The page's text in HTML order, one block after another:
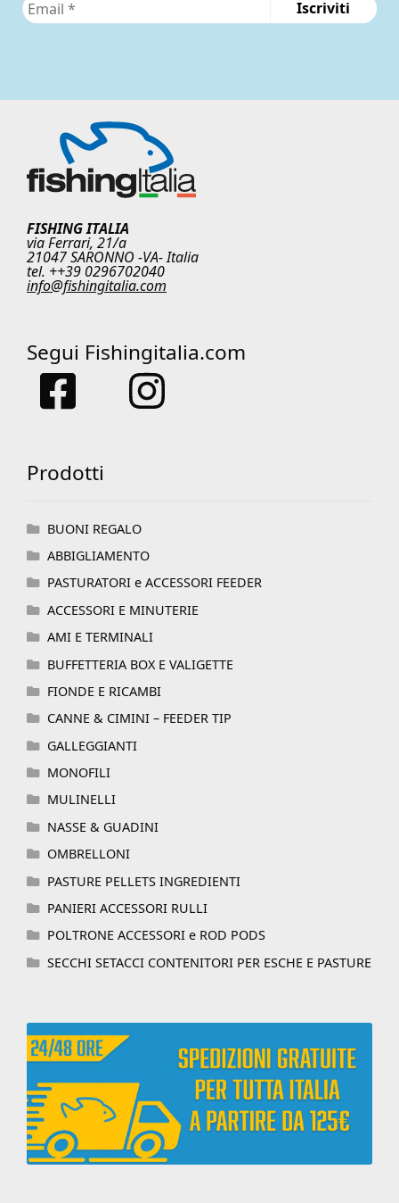
FISHING ITALIA
via Ferrari, 21/a
21047 SARONNO -VA- Italia
tel. ++39 0296702040
info@fishingitalia.com
Segui Fishingitalia.com
Prodotti
BUONI REGALO
ABBIGLIAMENTO
PASTURATORI e ACCESSORI FEEDER
ACCESSORI E MINUTERIE
AMI E TERMINALI
BUFFETTERIA BOX E VALIGETTE
FIONDE E RICAMBI
CANNE & CIMINI – FEEDER TIP
GALLEGGIANTI
MONOFILI
MULINELLI
NASSE & GUADINI
OMBRELLONI
PASTURE PELLETS INGREDIENTI
PANIERI ACCESSORI RULLI
POLTRONE ACCESSORI e ROD PODS
SECCHI SETACCI CONTENITORI PER ESCHE E PASTURE